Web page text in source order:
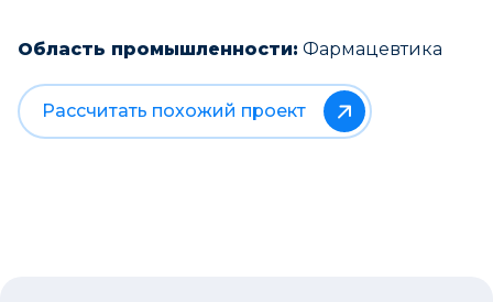
Область промышленности: Фармацевтика
Рассчитать похожий проект